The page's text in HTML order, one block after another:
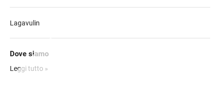
Lagavulin
Dove siamo
Indicazioni per raggiungere la location:
Leggi tutto »